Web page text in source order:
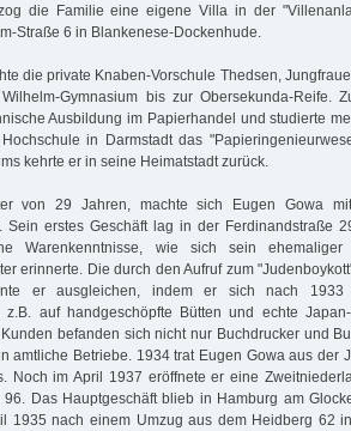
die Familie eine eigene Villa in der
Straße 6 in Blankenese-Dockenhude.
die private Knaben-Vorschule Thedsen,
Gymnasium bis zur Obersekunda-Reife.
Ausbildung im Papierhandel und studierte
in Darmstadt das
kehrte er in seine Heimatstadt zurück.
von 29 Jahren, machte sich Eugen Gowa
Sein erstes Geschäft lag in der Ferdinandstraße
Warenkenntnisse, wie sich sein ehemaliger
erinnerte. Die durch den Aufruf zum
er ausgleichen, indem er sich nach 1933
z.B. auf handgeschöpfte Bütten und echte
befanden sich nicht nur Buchdrucker und
amtliche Betriebe. 1934 trat Eugen Gowa aus der
Noch im April 1937 eröffnete er eine
96. Das Hauptgeschäft blieb in Hamburg am
1935 nach einem Umzug aus dem Heidberg 62